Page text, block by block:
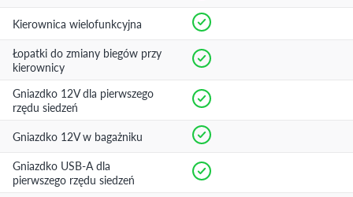
Kierownica wielofunkcyjna
Łopatki do zmiany biegów przy
kierownicy
Gniazdko 12V dla pierwszego
rzędu siedzeń
Gniazdko 12V w bagażniku
Gniazdko USB-A dla
pierwszego rzędu siedzeń